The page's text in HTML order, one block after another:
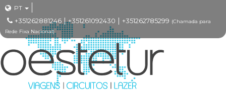
PT
+351262881246 |+351261092430 | +351262785299 (Chamada para
Rede Fixa Nacional)